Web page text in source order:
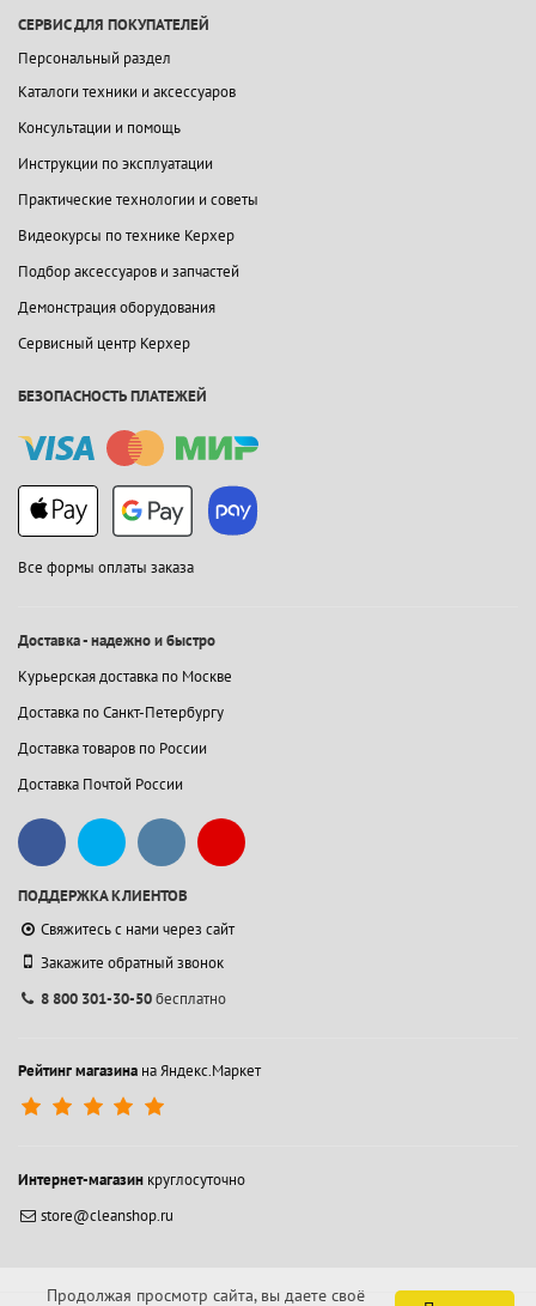
СЕРВИС ДЛЯ ПОКУПАТЕЛЕЙ
Персональный раздел
Каталоги техники и аксессуаров
Консультации и помощь
Инструкции по эксплуатации
Практические технологии и советы
Видеокурсы по технике Керхер
Подбор аксессуаров и запчастей
Демонстрация оборудования
Сервисный центр Керхер
БЕЗОПАСНОСТЬ ПЛАТЕЖЕЙ
Все формы оплаты заказа
Доставка - надежно и быстро
Курьерская доставка по Москве
Доставка по Санкт-Петербургу
Доставка товаров по России
Доставка Почтой России
ПОДДЕРЖКА КЛИЕНТОВ
Свяжитесь с нами через сайт
Закажите обратный звонок
8 800 301-30-50бесплатно
Рейтинг магазина на Яндекс.Маркет
Интернет-магазин круглосуточно
store@cleanshop.ru
Продолжая просмотр сайта, вы даете своё